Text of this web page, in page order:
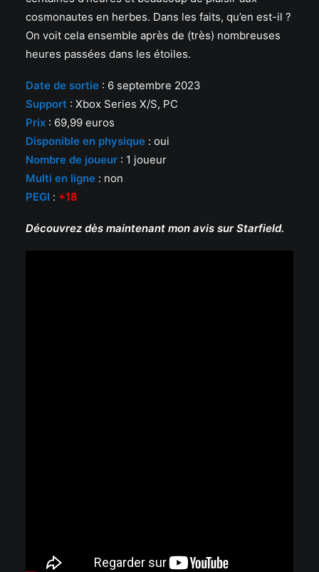
cosmonautes en herbes. Dans les faits, qu’en est-il ?
On voit cela ensemble après de (très) nombreuses
heures passées dans les étoiles.
Date de sortie : 6 septembre 2023
Support : Xbox Series X/S, PC
Prix : 69,99 euros
Disponible en physique : oui
Nombre de joueur : 1 joueur
Multi en ligne : non
PEGI : +18
Découvrez dès maintenant mon avis sur Starfield.